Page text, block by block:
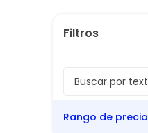
Rango de precio